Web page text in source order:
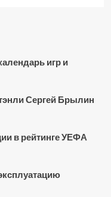
игр и
Сергей Брылин
в рейтинге УЕФА